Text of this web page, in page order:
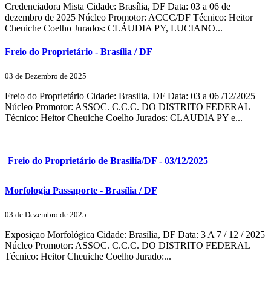
Credenciadora Mista Cidade: Brasília, DF Data: 03 a 06 de
dezembro de 2025 Núcleo Promotor: ACCC/DF Técnico: Heitor
Cheuiche Coelho Jurados: CLÁUDIA PY, LUCIANO...
Freio do Proprietário - Brasília / DF
03 de Dezembro de 2025
Freio do Proprietário Cidade: Brasilia, DF Data: 03 a 06 /12/2025
Núcleo Promotor: ASSOC. C.C.C. DO DISTRITO FEDERAL
Técnico: Heitor Cheuiche Coelho Jurados: CLAUDIA PY e...
Freio do Proprietário de Brasilía/DF - 03/12/2025
Morfologia Passaporte - Brasília / DF
03 de Dezembro de 2025
Exposiçao Morfológica Cidade: Brasília, DF Data: 3 A 7 / 12 / 2025
Núcleo Promotor: ASSOC. C.C.C. DO DISTRITO FEDERAL
Técnico: Heitor Cheuiche Coelho Jurado:...